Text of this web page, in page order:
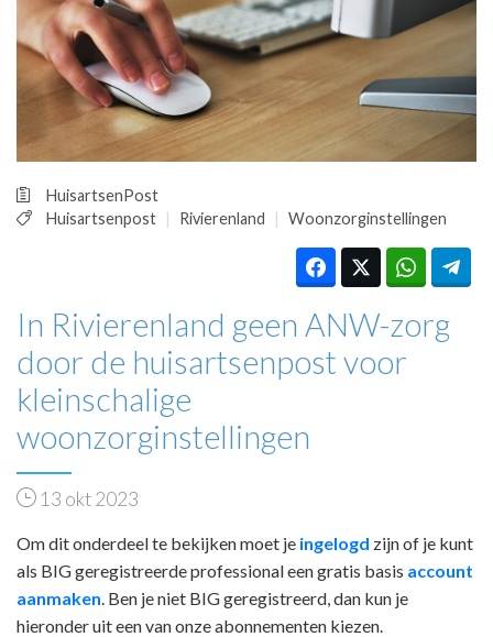
PRAKTIJKZAKEN
TARIEVEN
VPHUISARTSEN
MEDISCHE VAKHANDEL
INLOGGEN
REGISTRATIE
HuisartsenPost
Huisartsenpost
Rivierenland Woonzorginstellingen
In Rivierenland geen ANW-zorg
door de huisartsenpost voor
kleinschalige
woonzorginstellingen
13 okt 2023
Om dit onderdeel te bekijken moet je ingelogd zijn of je kunt
als BIG geregistreerde professional een gratis basis account
aanmaken . Ben je niet BIG geregistreerd, dan kun je
hieronder uit een van onze abonnementen kiezen.